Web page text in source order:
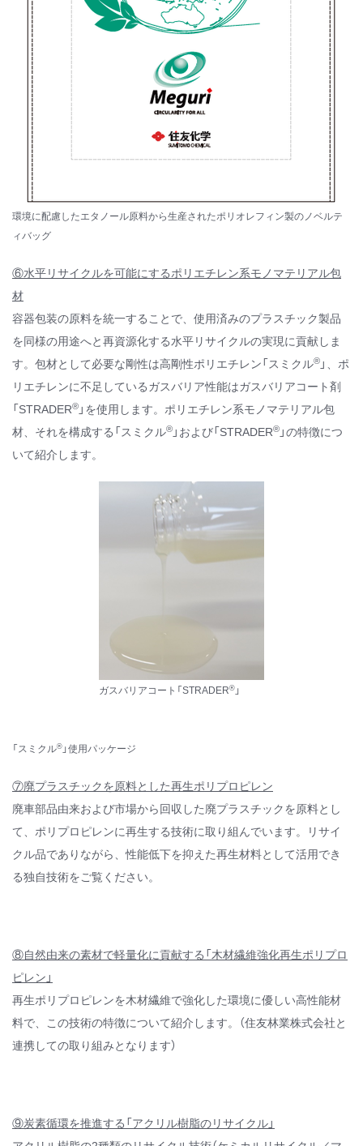
環境に配慮したエタノール原料から生産されたポリオレフィン製のノベルテ
ィバッグ
⑥水平リサイクルを可能にするポリエチレン系モノマテリアル包
材
容器包装の原料を統一することで、使用済みのプラスチック製品
を同様の用途へと再資源化する水平リサイクルの実現に貢献しま
す。包材として必要な剛性は高剛性ポリエチレン「スミクル® 」、ポ
リエチレンに不足しているガスバリア性能はガスバリアコート剤
「STRADER® 」を使用します。ポリエチレン系モノマテリアル包
材、それを構成する「スミクル® 」および「STRADER® 」の特徴につ
いて紹介します。
ガスバリアコート「STRADER® 」
「スミクル ®」使用パッケージ
て、ポリプロピレンに再生する技術に取り組んでいます。リサイ